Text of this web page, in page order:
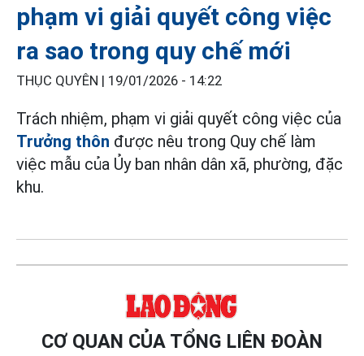
phạm vi giải quyết công việc
ra sao trong quy chế mới
THỤC QUYÊN | 19/01/2026 - 14:22
Trách nhiệm, phạm vi giải quyết công việc của
Trưởng thôn được nêu trong Quy chế làm
việc mẫu của Ủy ban nhân dân xã, phường, đặc
khu.
CƠ QUAN CỦA TỔNG LIÊN ĐOÀN